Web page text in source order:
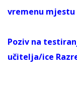
vremenu
Poziv na
učitelja/ice